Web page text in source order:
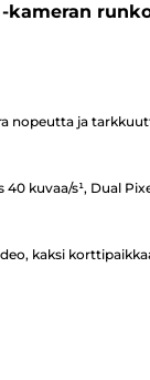
-kameran
nopeutta ja
kuvaa/s¹, Dual
kaksi